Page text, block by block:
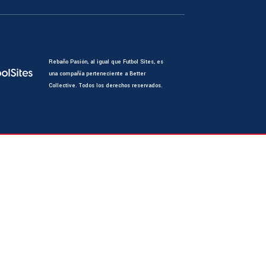
Rebaño Pasión, al igual que Futbol Sites, es
una compañía perteneciente a Better
Collective. Todos los derechos reservados.